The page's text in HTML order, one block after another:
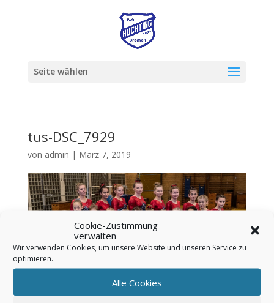
Cookie-Zustimmung
verwalten
Wir verwenden Cookies, um unsere Website und unseren Service zu
optimieren.
Alle Cookies
Seite wählen
tus-DSC_7929
von admin | März 7, 2019